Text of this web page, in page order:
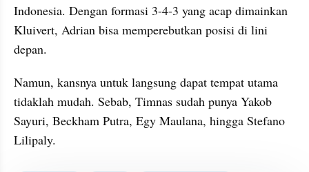
Indonesia. Dengan formasi 3-4-3 yang acap dimainkan
Kluivert, Adrian bisa memperebutkan posisi di lini
depan.
Namun, kansnya untuk langsung dapat tempat utama
tidaklah mudah. Sebab, Timnas sudah punya Yakob
Sayuri, Beckham Putra, Egy Maulana, hingga Stefano
Lilipaly.